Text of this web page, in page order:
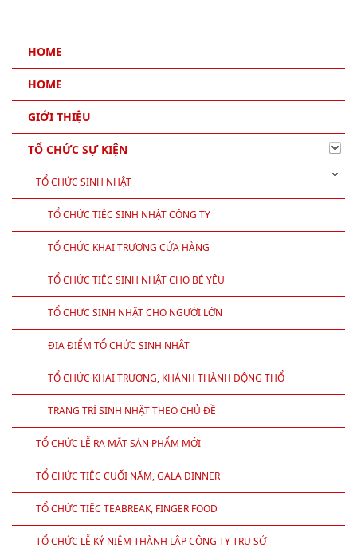
HOME
HOME
GIỚI THIỆU
TỔ CHỨC SỰ KIỆN
TỔ CHỨC SINH NHẬT
TỔ CHỨC TIỆC SINH NHẬT CÔNG TY
TỔ CHỨC KHAI TRƯƠNG CỬA HÀNG
TỔ CHỨC TIỆC SINH NHẬT CHO BÉ YÊU
TỔ CHỨC SINH NHẬT CHO NGƯỜI LỚN
ĐỊA ĐIỂM TỔ CHỨC SINH NHẬT
TỔ CHỨC KHAI TRƯƠNG, KHÁNH THÀNH ĐỘNG THỔ
TRANG TRÍ SINH NHẬT THEO CHỦ ĐỀ
TỔ CHỨC LỄ RA MẮT SẢN PHẨM MỚI
TỔ CHỨC TIỆC CUỐI NĂM, GALA DINNER
TỔ CHỨC TIỆC TEABREAK, FINGER FOOD
TỔ CHỨC LỄ KỶ NIỆM THÀNH LẬP CÔNG TY TRỤ SỞ